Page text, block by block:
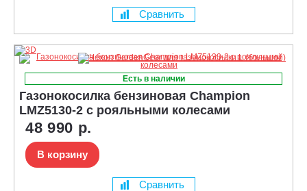
Сравнить
Есть в наличии
Газонокосилка бензиновая Champion
LMZ5130-2 с рояльными колесами
48 990 р.
В корзину
Сравнить